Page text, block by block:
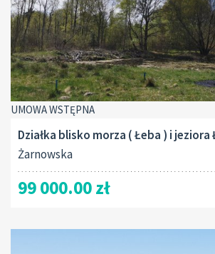
UMOWA WSTĘPNA
Działka blisko morza ( Łeba ) i jeziora
Żarnowska
99 000.00 zł